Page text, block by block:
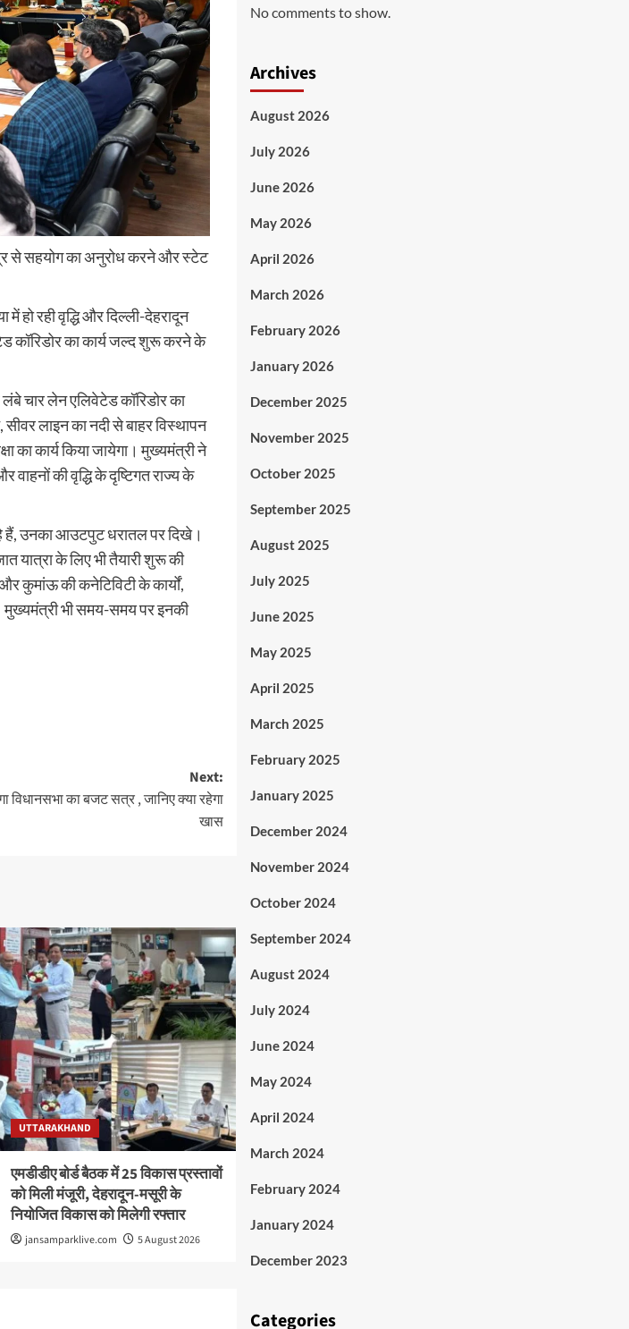
से सहयोग का अनुरोध करने और स्टेट
हो रही वृद्धि और दिल्ली-देहरादून
कॉरिडोर का कार्य जल्द शुरू करने के
चार लेन एलिवेटेड कॉरिडोर का
लाइन का नदी से बाहर विस्थापन
का कार्य किया जायेगा। मुख्यमंत्री ने
की वृद्धि के दृष्टिगत राज्य के
हैं, उनका आउटपुट धरातल पर दिखे।
यात्रा के लिए भी तैयारी शुरू की
कुमांऊ की कनेटिविटी के कार्यों,
मुख्यमंत्री भी समय-समय पर इनकी
Next:
का बजट सत्र , जानिए क्या रहेगा
खास
UTTARAKHAND
एमडीडीए बोर्ड बैठक में 25 विकास प्रस्तावों
को मिली मंजूरी, देहरादून-मसूरी के
नियोजित विकास को मिलेगी रफ्तार
jansamparklive.com 5 August 2026
No comments to show.
Archives
August 2026
July 2026
June 2026
May 2026
April 2026
March 2026
February 2026
January 2026
December 2025
November 2025
October 2025
September 2025
August 2025
July 2025
June 2025
May 2025
April 2025
March 2025
February 2025
January 2025
December 2024
November 2024
October 2024
September 2024
August 2024
July 2024
June 2024
May 2024
April 2024
March 2024
February 2024
January 2024
December 2023
Categories